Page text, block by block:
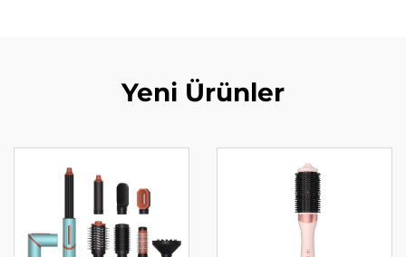
Yeni Ürünler